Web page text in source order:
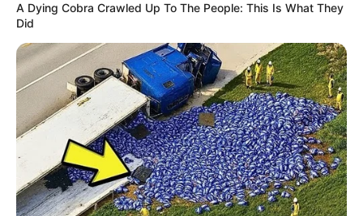
A Dying Cobra Crawled Up To The People: This Is What They
Did